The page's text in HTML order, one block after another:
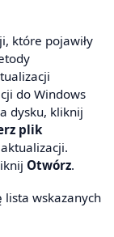
które pojawiły
do Windows
dysku, kliknij
plik
Otwórz.
lista wskazanych